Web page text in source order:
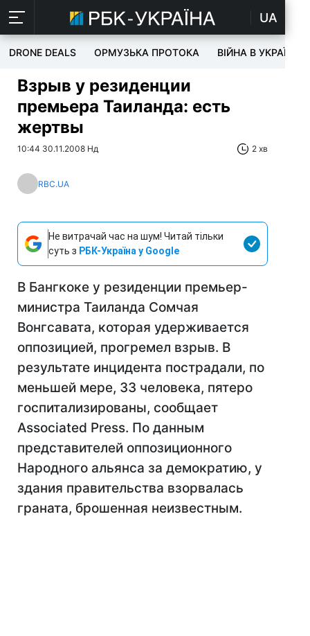
UA
DRONE DEALS ОРМУЗЬКА ПРОТОКА ВІЙНА В УКРАЇНІ
Взрыв у резиденции
премьера Таиланда: есть
жертвы
10:44 30.11.2008 Нд 2 хв
RBC.UA
Не витрачай час на шум! Читай тільки
суть з РБК-Україна у Google
В Бангкоке у резиденции премьер-
министра Таиланда Сомчая
Вонгсавата, которая удерживается
оппозицией, прогремел взрыв. В
результате инцидента пострадали, по
меньшей мере, 33 человека, пятеро
госпитализированы, сообщает
Associated Press. По данным
представителей оппозиционного
Народного альянса за демократию, у
здания правительства взорвалась
граната, брошенная неизвестным.